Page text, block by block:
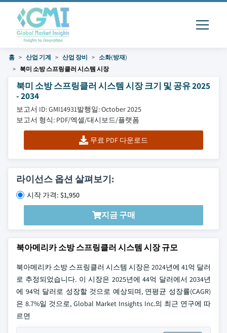
홈 산업 기계 산업 장비
소화(방재)
북미 소방 스프링클러 시스템 시장
북미 소방 스프링클러 시스템 시장 크기 및 공유 2025
- 2034
보고서 ID: GMI14931발행일: October 2025
보고서 형식: PDF/엑셀/대시보드/플랫폼
무료 PDF 다운로드
라이선스 옵션 살펴보기:
시작 가격: $1,950
지금 구매
북아메리카 소방 스프링클러 시스템 시장 규모
북아메리카 소방 스프링클러 시스템 시장은 2024년에 41억 달러
로 추정되었습니다. 이 시장은 2025년에 44억 달러에서 2034년
에 94억 달러로 성장할 것으로 예상되며, 연평균 성장률(CAGR)
은 8.7%일 것으로, Global Market Insights Inc.의 최근 연구에 따
르면